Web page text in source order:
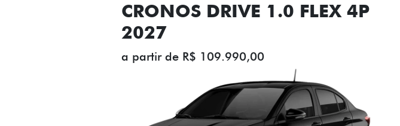
CRONOS DRIVE 1.0 FLEX 4P
2027
a partir de R$ 109.990,00